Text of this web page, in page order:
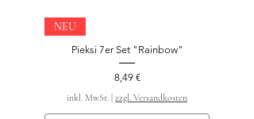
NEU
Pieksi 7er Set "Rainbow"
Preis
8,49 €
inkl. MwSt. | zzgl. Versandkosten